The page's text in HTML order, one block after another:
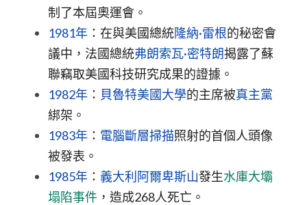
制了本屆奧運會。
1981年 ：在與美國總統隆納·雷根的秘密會
議中，法國總統弗朗索瓦·密特朗揭露了蘇
聯竊取美國科技研究成果的證據。
1982年 ： 貝魯特美國大學的主席被真主黨
綁架。
1983年 ： 電腦斷層掃描照射的首個人頭像
被發表。
1985年 ： 義大利 阿爾卑斯山發生水庫大壩
塌陷事件 ，造成268人死亡。